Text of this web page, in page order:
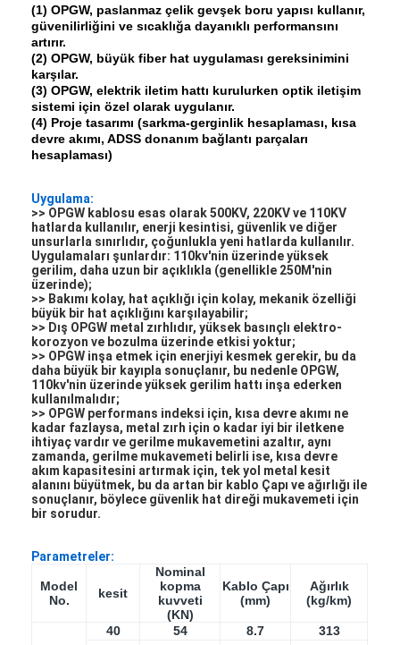
Ürün:% s
(1) OPGW, paslanmaz çelik gevşek boru yapısı kullanır,
güvenilirliğini ve sıcaklığa dayanıklı performansını
artırır.
(2) OPGW, büyük fiber hat uygulaması gereksinimini
karşılar.
(3) OPGW, elektrik iletim hattı kurulurken optik iletişim
sistemi için özel olarak uygulanır.
(4) Proje tasarımı (sarkma-gerginlik hesaplaması, kısa
devre akımı, ADSS donanım bağlantı parçaları
hesaplaması)
Uygulama:
>> OPGW kablosu esas olarak 500KV, 220KV ve 110KV
hatlarda kullanılır, enerji kesintisi, güvenlik ve diğer
unsurlarla sınırlıdır, çoğunlukla yeni hatlarda kullanılır.
Uygulamaları şunlardır: 110kv'nin üzerinde yüksek
gerilim, daha uzun bir açıklıkla (genellikle 250M'nin
üzerinde);
>> Bakımı kolay, hat açıklığı için kolay, mekanik özelliği
büyük bir hat açıklığını karşılayabilir;
>> Dış OPGW metal zırhlıdır, yüksek basınçlı elektro-
korozyon ve bozulma üzerinde etkisi yoktur;
>> OPGW inşa etmek için enerjiyi kesmek gerekir, bu da
daha büyük bir kayıpla sonuçlanır, bu nedenle OPGW,
110kv'nin üzerinde yüksek gerilim hattı inşa ederken
kullanılmalıdır;
>> OPGW performans indeksi için, kısa devre akımı ne
kadar fazlaysa, metal zırh için o kadar iyi bir iletkene
ihtiyaç vardır ve gerilme mukavemetini azaltır, aynı
zamanda, gerilme mukavemeti belirli ise, kısa devre
akım kapasitesini artırmak için, tek yol metal kesit
alanını büyütmek, bu da artan bir kablo Çapı ve ağırlığı ile
sonuçlanır, böylece güvenlik hat direği mukavemeti için
bir sorudur.
Parametreler:
Model
No.
kesit
Nominal
kopma
kuvveti
(KN)
Kablo Çapı
(mm)
Ağırlık
(kg/km)
40 54 8.7
313